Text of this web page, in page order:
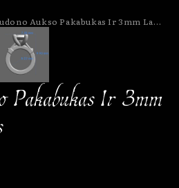
Raudono Aukso Pakabukas Ir 3mm Lab. Deimantas
Pakabukas Ir 3mm